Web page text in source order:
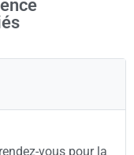
vous pour la